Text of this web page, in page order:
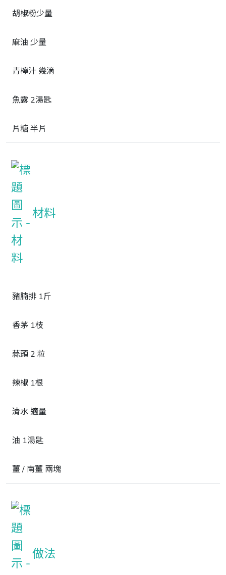
胡椒粉少量
麻油 少量
青檸汁 幾滴
魚露 2湯匙
片糖 半片
材料
豬腩排 1斤
香茅 1枝
蒜頭 2 粒
辣椒 1根
清水 適量
油 1湯匙
薑 / 南薑 兩塊
做法